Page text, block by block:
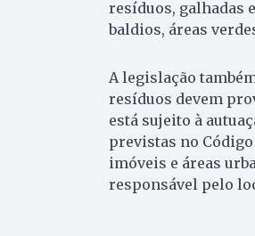
resíduos, galhadas
baldios, áreas
A legislação
resíduos devem
está sujeito à
previstas no
imóveis e áreas
responsável pelo